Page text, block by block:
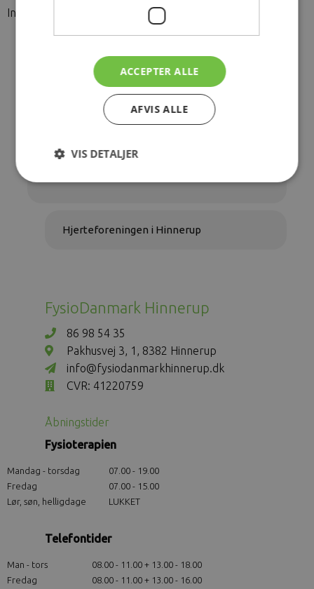
Indmeldelse sker på Hjerteforeningens hjemmeside. link:
https://hjerteforeningen.dk/
Favrskov Kommune
Hjerteforeningen i Hinnerup
FysioDanmark Hinnerup
86 98 54 35
Pakhusvej 3, 1, 8382 Hinnerup
info@fysiodanmarkhinnerup.dk
CVR: 41220759
Åbningstider
Fysioterapien
Mandag - torsdag
07.00 - 19.00
Fredag
07.00 - 15.00
Lør, søn, helligdage
LUKKET
Telefontider
Man - tors
08.00 - 11.00 + 13.00 - 18.00
Fredag
08.00 - 11.00 + 13.00 - 16.00
ACCEPTER ALLE
AFVIS ALLE
VIS DETALJER